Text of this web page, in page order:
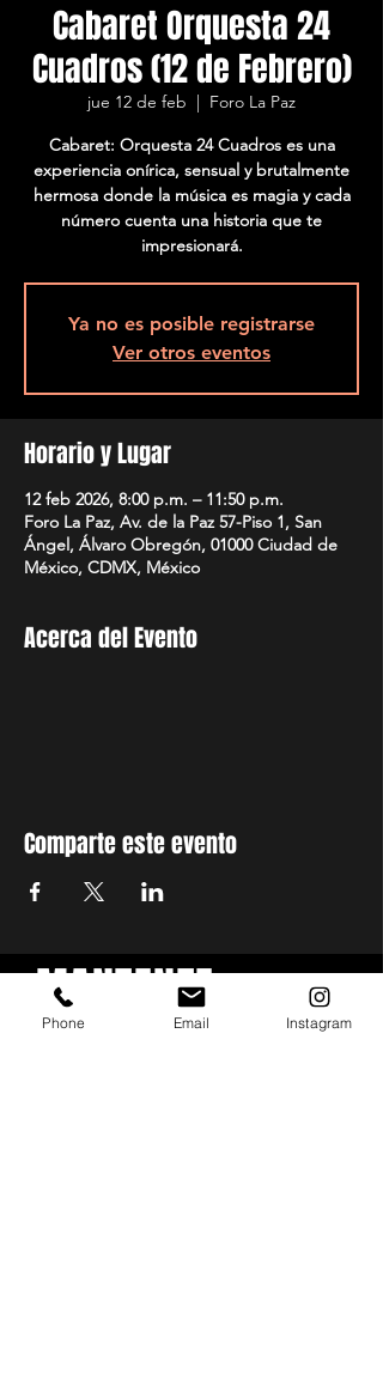
Cabaret Orquesta 24
Cuadros (12 de Febrero)
jue 12 de feb
  |
Foro La Paz
Cabaret: Orquesta 24 Cuadros es una
experiencia onírica, sensual y brutalmente
hermosa donde la música es magia y cada
número cuenta una historia que te
Ya no es posible registrarse
Ver otros eventos
Horario y Lugar
12 feb 2026, 8:00 p.m. – 11:50 p.m.
Foro La Paz, Av. de la Paz 57-Piso 1, San
Ángel, Álvaro Obregón, 01000 Ciudad de
México, CDMX, México
Acerca del Evento
Comparte este evento
MANTENTE
ACTUALIZADO
Phone Email Instagram